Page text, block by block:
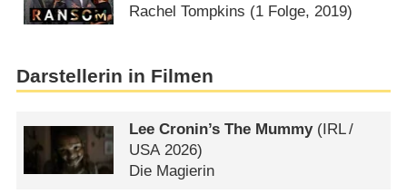
Rachel Tompkins (1 Folge, 2019)
Darstellerin in Filmen
Lee Cronin’s The Mummy( IRL/
USA2026)
Die Magierin